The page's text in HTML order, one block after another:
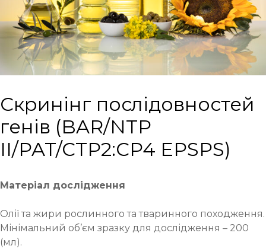
Cкринінг послідовностей
генів (BAR/NTP
II/PAT/CTP2:CP4 EPSPS)
Матеріал дослідження
Олії та жири рослинного та тваринного походження.
Мінімальний об’єм зразку для дослідження – 200
(мл).